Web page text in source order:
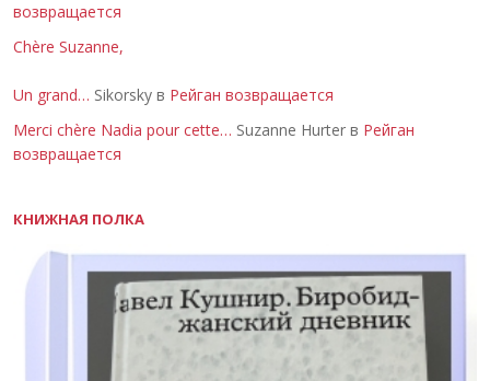
возвращается
Chère Suzanne,
Un grand… Sikorsky в Рейган возвращается
Merci chère Nadia pour cette… Suzanne Hurter в Рейган
возвращается
КНИЖНАЯ ПОЛКА